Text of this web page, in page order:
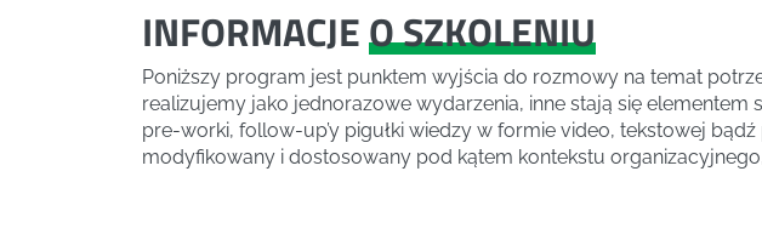
INFORMACJEO SZKOLENIU
Poniższy program jest punktem wyjścia do rozmowy na temat
realizujemy jako jednorazowe wydarzenia, inne stają się
pre-worki, follow-up’y pigułki wiedzy w formie video, tekstowej
modyfikowany i dostosowany pod kątem kontekstu